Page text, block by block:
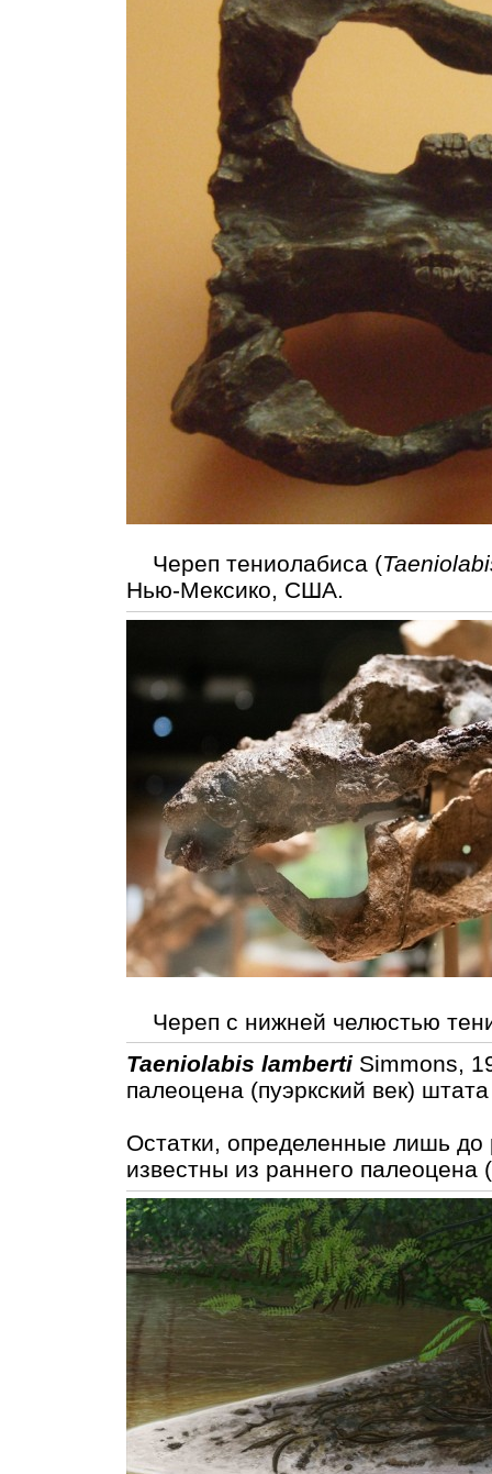
Череп тениолабиса (
Нью-Мексико, США.
Череп с нижней челюстью
Taeniolabis lamberti Simmons,
палеоцена (пуэркский век)
Остатки, определенные лишь
известны из раннего